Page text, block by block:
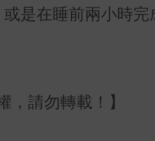
是在睡前兩小時完
，請勿轉載！】